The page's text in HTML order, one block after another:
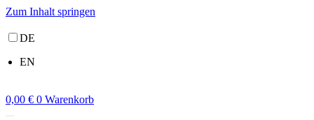
Zum Inhalt springen
DE
EN
0,00 € 0 Warenkorb